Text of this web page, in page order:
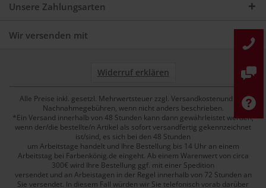
Unsere Zahlungsarten
Wir versenden mit
Widerruf erklären
Alle Preise inkl. gesetzl. Mehrwertsteuer zzgl. Versandkostenund ggf.
Nachnahmegebühren, wenn nicht anders beschrieben.
*Ein Versand innerhalb von 48 Stunden kann dann gewährleistet werden,
wenn der/die bestellte/n Artikel als sofort versandfertig gekennzeichnet
ist/sind, es sich bei den 48 Stunden
um Arbeitstage handelt und Ihre Bestellung bis 14 Uhr an einem
Arbeitstag bei Farbenkönig.de eingeht. Ab einem Warenwert von circa
300€ wird Ihre Bestellung ggf. mit einer Spedition
versendet und an Arbeistagen in der Regel innerhalb von 72 Stunden an
Sie versendet. In diesem Fall würden wir Sie telefonisch vorab darüber